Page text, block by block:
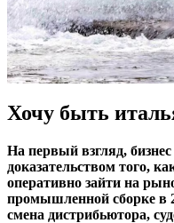
Хочу быть
На первый взгляд,
доказательством того,
оперативно зайти на
промышленной сборке в
смена дистрибьютора,